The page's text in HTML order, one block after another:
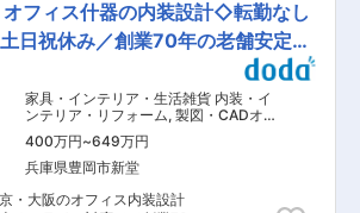
読み解く設計関連のスキル
希望通りの製品が完成し期
や、お客様の喜ばれる姿や
の言葉をいただいた時の喜
について：
都心部の商業施設、オフィ
家具、造作材等を製作、提
地元では店舗及び住宅の設
ナンスまで御提供させて頂
で培った技術をもとに も
付、ガラス、照明器具の取
家具だけでなく、造作家具
する想定で仮組みを行い、
少しずつ業務に慣れていた
人で組み立て業務をご担当
経験からでもご活躍いただ
や大阪への２泊3日ほどの
・残業は10h程で定時退社が
オフィス什器の内装設計◇転勤なし
日祝休み／創業70年の老舗安定企
家具・インテリア・生活雑貨 内装・イ
ンテリア・リフォーム, 製図・CADオ
ペレーター（建設） 内装設計・インテ
リア
400万円~649万円
兵庫県豊岡市新堂
・大阪のオフィス内装設計